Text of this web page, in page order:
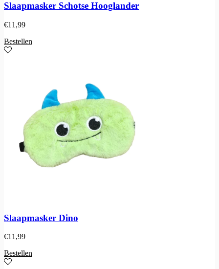
Slaapmasker Schotse Hooglander
€11,99
Bestellen
Slaapmasker Dino
€11,99
Bestellen